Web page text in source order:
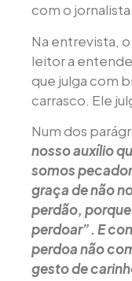
com o
Na entrevista,
leitor a
que julga com
carrasco. Ele
Num dos
nosso auxílio
somos
graça de não
perdão, porque
perdoar”. E
perdoa não
gesto de